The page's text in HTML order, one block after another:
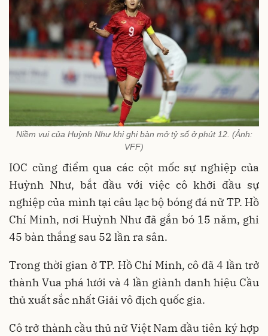
Niềm vui của Huỳnh Như khi ghi bàn mở tỷ số ở phút 12. (Ảnh:
VFF)
IOC cũng điểm qua các cột mốc sự nghiệp của
Huỳnh Như, bắt đầu với việc cô khởi đầu sự
nghiệp của mình tại câu lạc bộ bóng đá nữ TP. Hồ
Chí Minh, nơi Huỳnh Như đã gắn bó 15 năm, ghi
45 bàn thắng sau 52 lần ra sân.
Trong thời gian ở TP. Hồ Chí Minh, cô đã 4 lần trở
thành Vua phá lưới và 4 lần giành danh hiệu Cầu
thủ xuất sắc nhất Giải vô địch quốc gia.
Cô trở thành cầu thủ nữ Việt Nam đầu tiên ký hợp